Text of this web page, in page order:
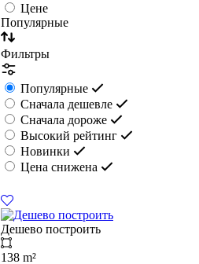
Цене
Популярные
Фильтры
Популярные
Сначала дешевле
Сначала дороже
Высокий рейтинг
Новинки
Цена снижена
Дешево построить
138 m²